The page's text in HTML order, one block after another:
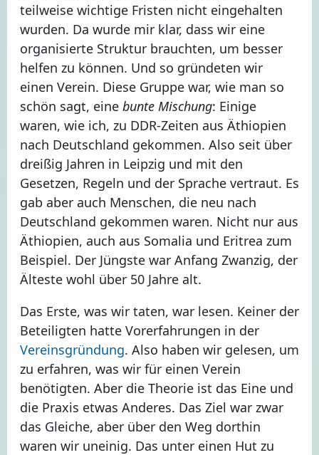
teilweise wichtige Fristen nicht eingehalten
wurden. Da wurde mir klar, dass wir eine
organisierte Struktur brauchten, um besser
helfen zu können. Und so gründeten wir
einen Verein. Diese Gruppe war, wie man so
schön sagt, eine bunte Mischung: Einige
waren, wie ich, zu DDR-Zeiten aus Äthiopien
nach Deutschland gekommen. Also seit über
dreißig Jahren in Leipzig und mit den
Gesetzen, Regeln und der Sprache vertraut. Es
gab aber auch Menschen, die neu nach
Deutschland gekommen waren. Nicht nur aus
Äthiopien, auch aus Somalia und Eritrea zum
Beispiel. Der Jüngste war Anfang Zwanzig, der
Älteste wohl über 50 Jahre alt.
Das Erste, was wir taten, war lesen. Keiner der
Beteiligten hatte Vorerfahrungen in der
Vereinsgründung. Also haben wir gelesen, um
zu erfahren, was wir für einen Verein
benötigten. Aber die Theorie ist das Eine und
die Praxis etwas Anderes. Das Ziel war zwar
das Gleiche, aber über den Weg dorthin
waren wir uneinig. Das unter einen Hut zu